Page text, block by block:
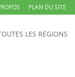
PLAN DU SITE
LES RÉGIONS